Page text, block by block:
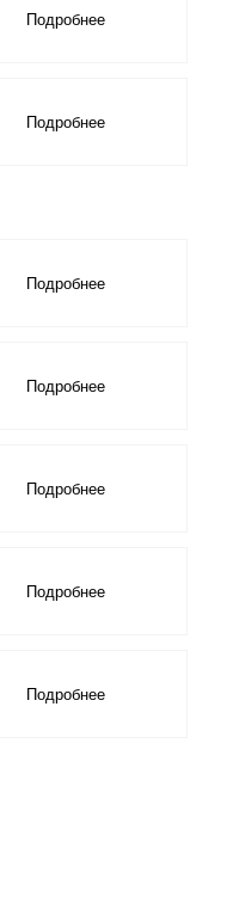
Подробнее
Подробнее
Подробнее
Подробнее
Подробнее
Подробнее
Подробнее